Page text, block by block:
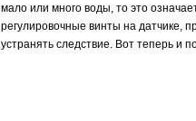
мало или много воды, то это
регулировочные винты на датчике,
устранять следствие. Вот теперь и